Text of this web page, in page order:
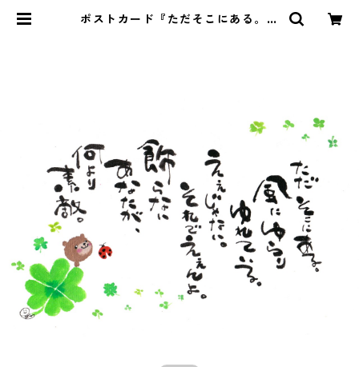
ポストカード『ただそこにある。風